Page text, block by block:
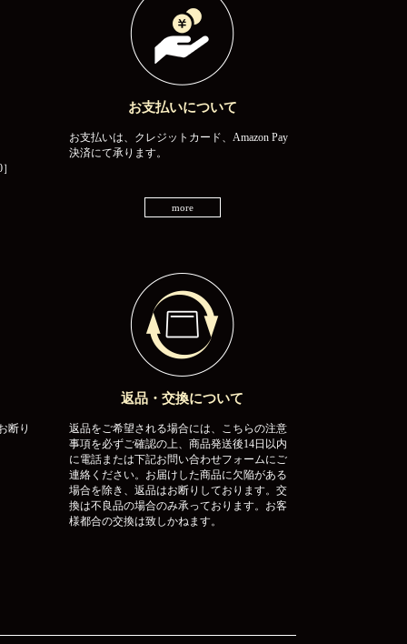
お支払いについて
お支払いは、クレジットカード、Amazon Pay
決済にて承ります。
more
断り
返品・交換について
返品をご希望される場合には、こちらの注意
事項を必ずご確認の上、商品発送後14日以内
に電話または下記お問い合わせフォームにご
連絡ください。お届けした商品に欠陥がある
場合を除き、返品はお断りしております。交
換は不良品の場合のみ承っております。お客
様都合の交換は致しかねます。